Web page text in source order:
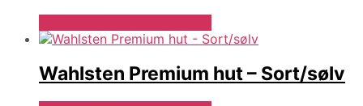
Wahlsten Premium hut – Sort/sølv